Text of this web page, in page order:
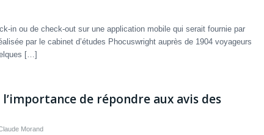
in ou de check-out sur une application mobile qui serait fournie par
par le cabinet d’études Phocuswright auprès de 1904 voyageurs
[…]
de répondre aux avis des
Morand